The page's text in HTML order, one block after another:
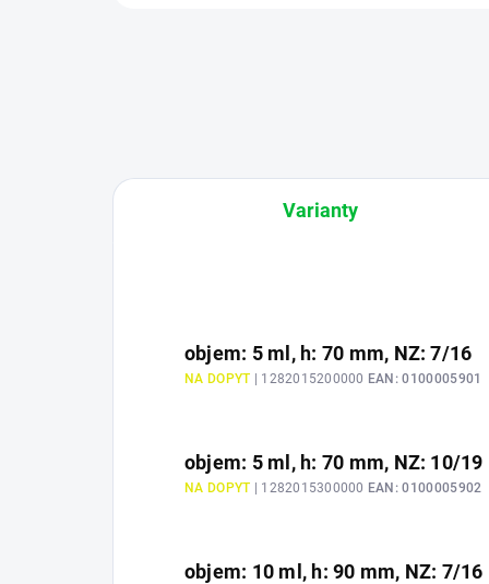
Varianty
objem: 5 ml, h: 70 mm, NZ: 7/16
NA DOPYT | 1282015200000 EAN: 0100005901
objem: 5 ml, h: 70 mm, NZ: 10/19
NA DOPYT | 1282015300000 EAN: 0100005902
objem: 10 ml, h: 90 mm, NZ: 7/16